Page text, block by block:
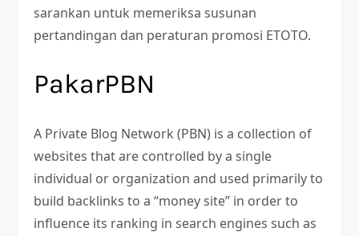
sarankan untuk memeriksa susunan
pertandingan dan peraturan promosi ETOTO.
PakarPBN
A Private Blog Network (PBN) is a collection of
websites that are controlled by a single
individual or organization and used primarily to
build backlinks to a “money site” in order to
influence its ranking in search engines such as